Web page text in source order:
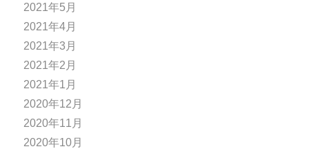
2021年5月
2021年4月
2021年3月
2021年2月
2021年1月
2020年12月
2020年11月
2020年10月